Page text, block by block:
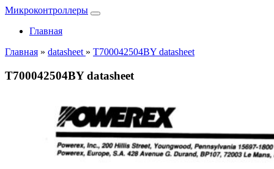
Микроконтроллеры
Главная
Главная » datasheet » T700042504BY datasheet
T700042504BY datasheet